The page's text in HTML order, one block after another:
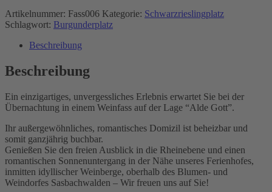
Artikelnummer: Fass006 Kategorie: Schwarzrieslingplatz
Schlagwort: Burgunderplatz
Beschreibung
Beschreibung
Ein einzigartiges, unvergessliches Erlebnis erwartet Sie bei der
Übernachtung in einem Weinfass auf der Lage “Alde Gott”.
Ihr außergewöhnliches, romantisches Domizil ist beheizbar und
somit ganzjährig buchbar.
Genießen Sie den freien Ausblick in die Rheinebene und einen
romantischen Sonnenuntergang in der Nähe unseres Ferienhofes,
inmitten idyllischer Weinberge, oberhalb des Blumen- und
Weindorfes Sasbachwalden – Wir freuen uns auf Sie!